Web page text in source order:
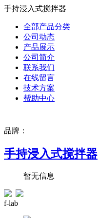
手持浸入式搅拌器
全部产品分类
公司动态
产品展示
公司简介
联系我们
在线留言
技术方案
帮助中心
品牌：
手持浸入式搅拌器
暂无信息
f-lab